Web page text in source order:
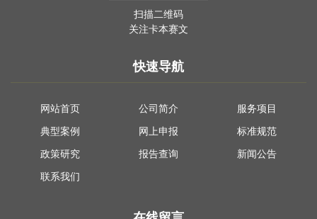
扫描二维码
关注卡本赛文
快速导航
网站首页 公司简介
服务项目
典型案例
网上申报
标准规范
政策研究
报告查询
新闻公告
联系我们